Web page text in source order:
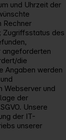
und Uhrzeit der
Rechner
Zugriffsstatus des
angeforderten
die
Angaben werden
Webserver und
der
Unsere
der IT-
unserer